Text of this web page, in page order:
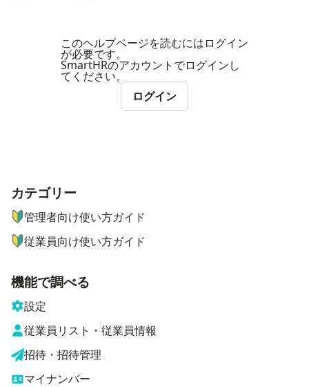
このヘルプページを読むにはログイン
が必要です。
SmartHRのアカウントでログインし
てください。
ログイン
ナビゲーションメニュー
カテゴリー
管理者向け使い方ガイド
従業員向け使い方ガイド
機能で調べる
設定
従業員リスト・従業員情報
招待・招待管理
マイナンバー